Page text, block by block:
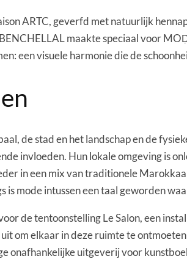
ARTC, geverfd met natuurlijk
maakte speciaal voor
een visuele harmonie die de
de stad en het landschap en de
invloeden. Hun lokale omgeving is
in een mix van traditionele
mode intussen een taal geworden
de tentoonstelling Le Salon, een
elkaar in deze ruimte te ontmoeten
onafhankelijke uitgeverij voor